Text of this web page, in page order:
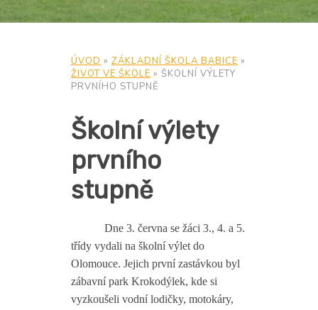
ÚVOD » ZÁKLADNÍ ŠKOLA BABICE »
ŽIVOT VE ŠKOLE » ŠKOLNÍ VÝLETY
PRVNÍHO STUPNĚ
Školní výlety
prvního
stupně
Dne 3. června se žáci 3., 4. a 5.
třídy vydali na školní výlet do
Olomouce. Jejich první zastávkou byl
zábavní park Krokodýlek, kde si
vyzkoušeli vodní lodičky, motokáry,